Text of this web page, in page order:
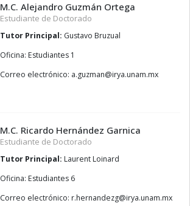
M.C. Alejandro Guzmán Ortega
Estudiante de Doctorado
Tutor Principal: Gustavo Bruzual
Oficina: Estudiantes 1
Correo electrónico:
xm.manu.ayri
@
namzug.a
M.C. Ricardo Hernández Garnica
Estudiante de Doctorado
Tutor Principal: Laurent Loinard
Oficina: Estudiantes 6
Correo electrónico:
xm.manu.ayri
@
gzednanreh.r